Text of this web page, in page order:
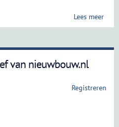
Lees meer
van nieuwbouw.nl
Registreren